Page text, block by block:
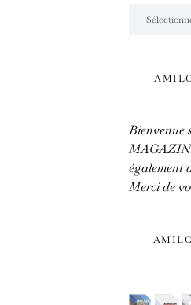
également
Merci de